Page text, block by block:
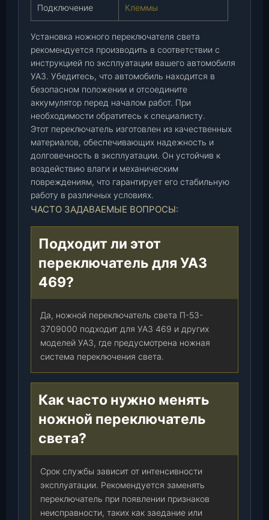
Подключение
Клеммы
Установка ножного переключателя света
рекомендуется производить в соответствии с
инструкцией по эксплуатации вашего автомобиля
УАЗ. Убедитесь, что автомобиль находится в
безопасном положении и отсоедините
аккумулятор перед началом работ. При
необходимости обратитесь к специалисту.
Этот переключатель изготовлен из качественных
материалов, обеспечивающих надежность и
долговечность в эксплуатации. Он устойчив к
воздействию влаги и механическим
повреждениям, что гарантирует его стабильную
работу в различных условиях.
ЧАСТО ЗАДАВАЕМЫЕ ВОПРОСЫ:
Подходит ли этот
переключатель для УАЗ
469?
Да, ножной переключатель света П-53-
3709000 подходит для УАЗ 469 и других
моделей УАЗ, где предусмотрена ножная
система переключения света.
Как часто нужно менять
ножной переключатель
света?
Срок службы зависит от интенсивности
эксплуатации. Рекомендуется заменять
переключатель при появлении признаков
неисправности, таких как заедание или